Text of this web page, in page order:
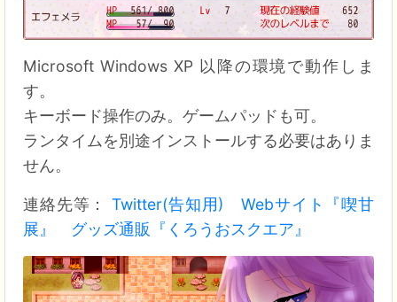
Microsoft Windows XP 以降の環境で動作しま
す。
キーボード操作のみ。ゲームパッドも可。
ランタイムを別途インストールする必要はありま
せん。
連絡先等： Twitter(告知用)
Webサイト『喫甘
展』
グッズ通販『くろうおスクエア』